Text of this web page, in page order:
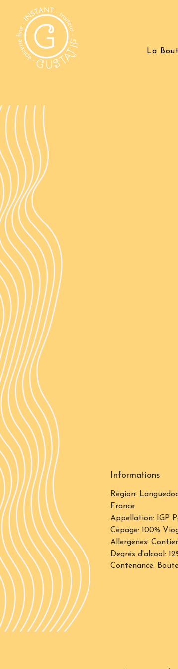
La
Informations
Région:
France
Appellation: IGP
Cépage: 100%
Allergènes:
Degrés d'alcool:
Contenance: